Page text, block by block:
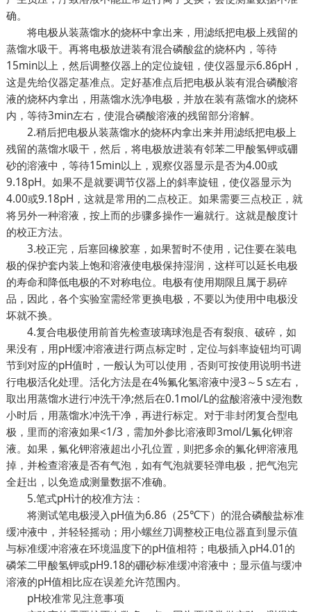
确。
将电极从装蒸馏水的烧杯中拿出来，用滤纸把电极上残留的
蒸馏水吸干。再将电极放进装有混合磷酸盆的烧杯内，等待
15min以上，然后调整仪器上的定位旋钮，使仪器显示6.86pH，
这是先给仪器定基准点。定好基准点后把电极从装有混合磷酸溶
液的烧杯内拿出，用蒸馏水洗净电极，并放在装有蒸馏水的烧杯
内，等待3min左右，使混合磷酸溶液的残留部分溶解。
2.稍后把电极从装蒸馏水的烧杯内拿出来并用滤纸把电极上
残留的蒸馏水吸干，然后，将电极放进装有邻苯二甲酸氢钾或硼
砂的溶液中，等待15min以上，观察仪器显示是否为4.00或
9.18pH。如果不是就要调节仪器上的斜率旋钮，使仪器显示为
4.00或9.18pH，这就是常用的二点校正。如果需要三点校正，就
将另外一种溶液，按上而的步骤多操作一遍就行。这就是酸度计
的校正方法。
3.校正完，后塞回橡胶塞，如果暂时不使用，记住要在装电
极的保护套内装上饱和溶液使电极保持湿润，这样可以延长电极
的寿命和降低电极的不对称电位。电极有使用期限且属于易碎
品，因此，各个实验室需经常更换电极，不要以为使用中电极没
坏就不换。
4.复合电极使用前首先检查玻璃球泡是否有裂痕、破碎，如
果没有，用pH缓冲溶液进行两点标定时，定位与斜率旋钮均可调
节到对应的pH值时，一般认为可以使用，否则可按使用说明书进
行电极活化处理。活化方法是在4%氟化氢溶液中浸3～5 s左右，
取出用蒸馏水进行冲洗干净;然后在0.1mol/L的盆酸溶液中浸泡数
小时后，用蒸馏水冲洗干净，再进行标定。对于非封闭复合型电
极，里而的溶液如果<1/3，需加外参比溶液即3mol/L氟化钾溶
液。如果，氟化钾溶液超出小孔位置，则把多余的氟化钾溶液甩
掉，并检查溶液是否有气泡，如有气泡就要轻弹电极，把气泡完
全赶出，以免造成测量数据不准确。
5.笔式pH计的校准方法：
将测试笔电极浸入pH值为6.86（25℃下）的混合磷酸盐标准
缓冲液中，并轻轻摇动；用小螺丝刀调整校正电位器直到显示值
与标准缓冲溶液在环境温度下的pH值相符；电极插入pH4.01的
磷笨二甲酸氢钾或pH9.18的硼砂标准缓冲溶液中；显示值与缓冲
溶液的pH值相比应在误差允许范围内。
pH校准常见注意事项